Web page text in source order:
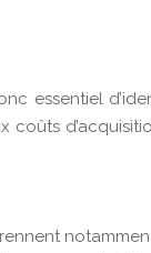
essentiel